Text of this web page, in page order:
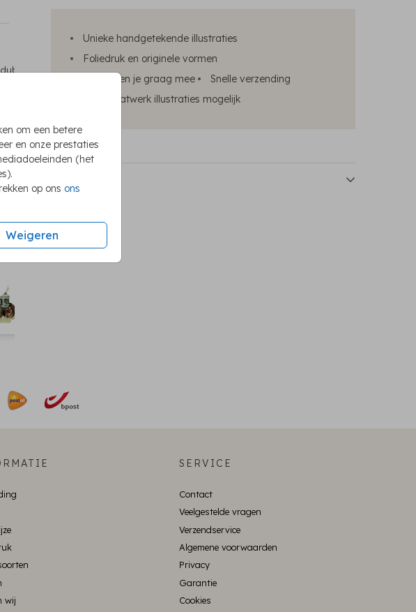
om een betere
en onze prestaties
(het
op ons ons
Weigeren
memorybox
Unieke handgetekende illustraties
Foliedruk en originele vormen
We helpen je graag mee
Snelle verzending
Ook maatwerk illustraties mogelijk
wij
SERVICE
Contact
Veelgestelde vragen
Verzendservice
Algemene voorwaarden
Privacy
Garantie
Cookies